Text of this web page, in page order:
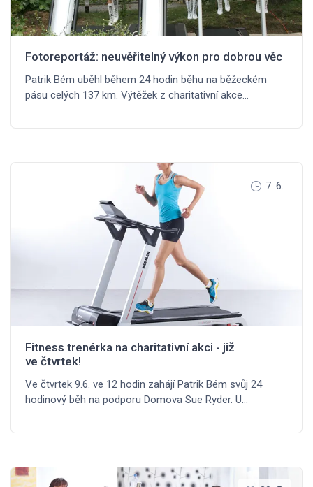
Fotoreportáž: neuvěřitelný výkon pro dobrou věc
Patrik Bém uběhl během 24 hodin běhu na běžeckém
pásu celých 137 km. Výtěžek z charitativní akce…
7. 6.
Fitness trenérka na charitativní akci - již
ve čtvrtek!
Ve čtvrtek 9.6. ve 12 hodin zahájí Patrik Bém svůj 24
hodinový běh na podporu Domova Sue Ryder. U…